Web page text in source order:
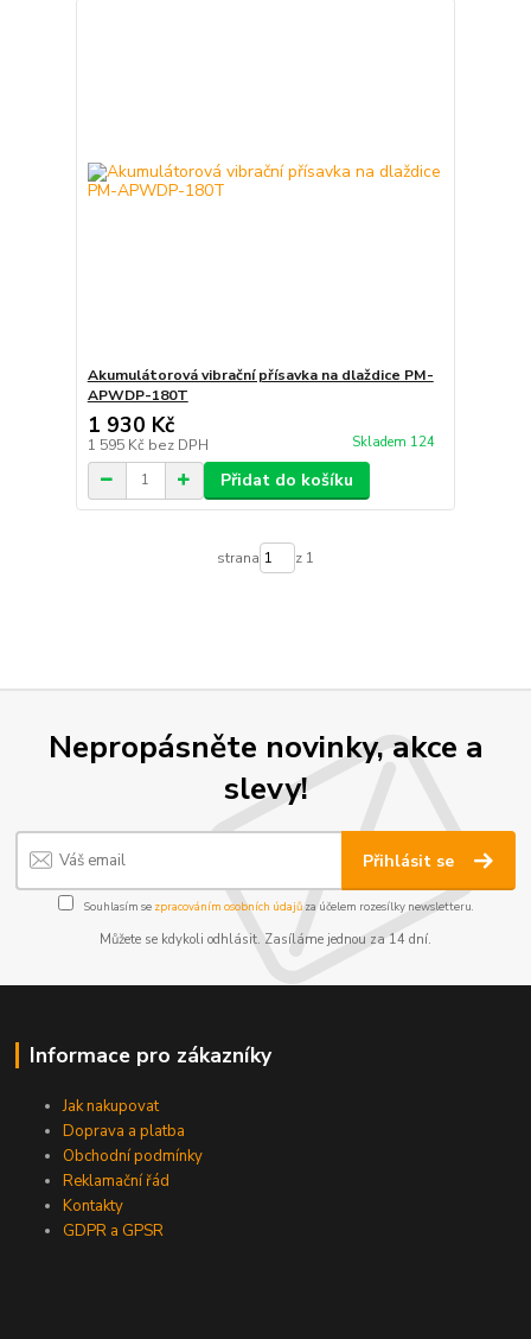
Akumulátorová vibrační přísavka na dlaždice PM-
APWDP-180T
1 930 Kč
1 595 Kč bez DPH Skladem 124
Přidat do košíku
strana z 1
Nepropásněte novinky, akce a
slevy!
Přihlásit se
Souhlasím se zpracováním osobních údajůza účelem rozesílky newsletteru.
Můžete se kdykoli odhlásit. Zasíláme jednou za 14 dní.
Informace pro zákazníky
Jak nakupovat
Doprava a platba
Obchodní podmínky
Reklamační řád
Kontakty
GDPR a GPSR